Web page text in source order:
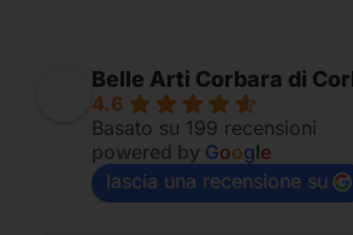
Belle Arti Corbara di
4.6
Basato su 199 recensioni
powered by Google
lascia una recensione su